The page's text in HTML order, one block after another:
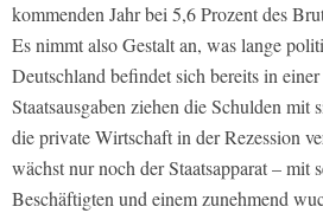
kommenden Jahr bei 5,6 Prozent des
Es nimmt also Gestalt an, was lange
Deutschland befindet sich bereits in
Staatsausgaben ziehen die Schulden mit
die private Wirtschaft in der Rezession
wächst nur noch der Staatsapparat – mit
Beschäftigten und einem zunehmend